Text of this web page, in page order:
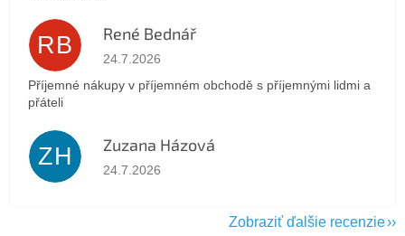
RB René Bednář
Hodnotenie obchodu je 5 z 5 hviezdičiek.
24.7.2026
Příjemné nákupy v příjemném obchodě s příjemnými lidmi a
přáteli
ZH Zuzana Házová
Hodnotenie obchodu je 5 z 5 hviezdičiek.
24.7.2026
Zobraziť ďalšie recenzie